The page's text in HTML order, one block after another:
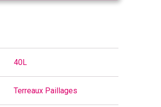
40L
Terreaux Paillages